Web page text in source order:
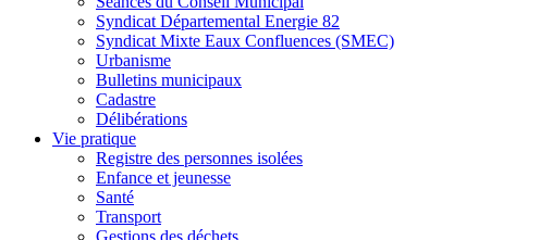
Syndicat Départemental Energie 82
Syndicat Mixte Eaux Confluences (SMEC)
Urbanisme
Bulletins municipaux
Cadastre
Délibérations
Vie pratique
Registre des personnes isolées
Enfance et jeunesse
Santé
Transport
Gestions des déchets